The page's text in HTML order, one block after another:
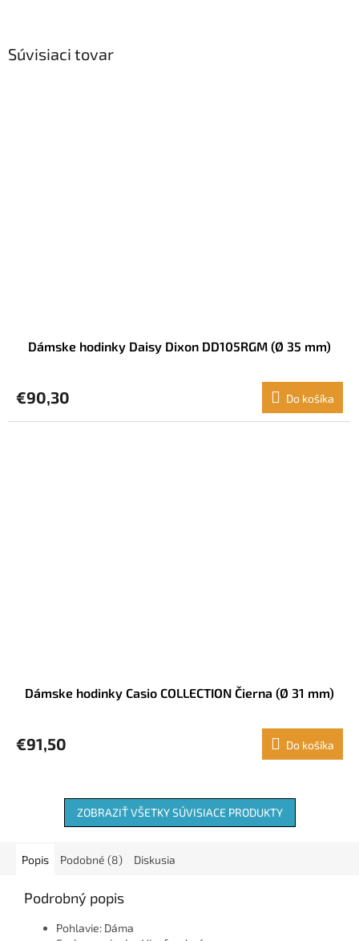
Súvisiaci tovar
Dámske hodinky Daisy Dixon DD105RGM (Ø 35 mm)
€90,30 Do košíka
Dámske hodinky Casio COLLECTION Čierna (Ø 31 mm)
€91,50 Do košíka
ZOBRAZIŤ VŠETKY SÚVISIACE PRODUKTY
Popis Podobné (8) Diskusia
Podrobný popis
Pohlavie: Dáma